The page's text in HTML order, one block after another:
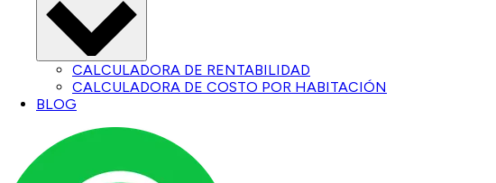
CALCULADORA DE RENTABILIDAD
CALCULADORA DE COSTO POR HABITACIÓN
BLOG